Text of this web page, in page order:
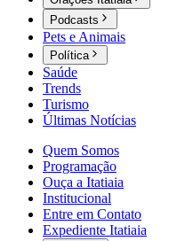
Podcasts
Pets e Animais
Política
Saúde
Trends
Turismo
Últimas Notícias
Quem Somos
Programação
Ouça a Itatiaia
Institucional
Entre em Contato
Expediente Itatiaia